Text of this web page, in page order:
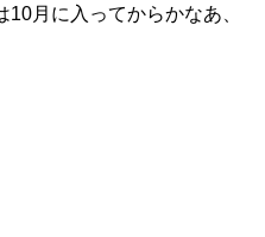
月に入ってからかなあ、